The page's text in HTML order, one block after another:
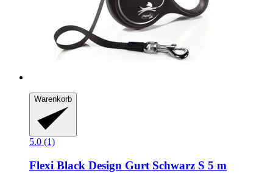
Warenkorb
5.0 (1)
Flexi Black Design Gurt Schwarz S 5 m